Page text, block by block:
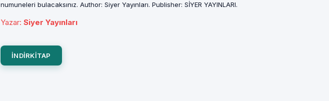
numuneleri bulacaksınız. Author: Siyer Yayınları. Publisher: SİYER YAYINLARI.
Yazar: Siyer Yayınları
INDIRKITAP